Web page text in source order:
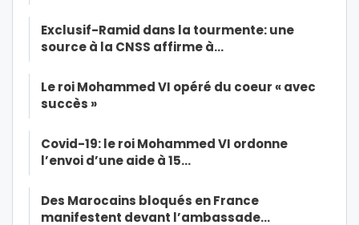
Exclusif-Ramid dans la tourmente: une
source à la CNSS affirme à…
Le roi Mohammed VI opéré du coeur « avec
succès »
Covid-19: le roi Mohammed VI ordonne
l’envoi d’une aide à 15…
Des Marocains bloqués en France
manifestent devant l’ambassade…